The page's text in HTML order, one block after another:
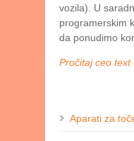
vozila). U
programerskim
da ponudimo
Pročitaj ceo
Aparati za